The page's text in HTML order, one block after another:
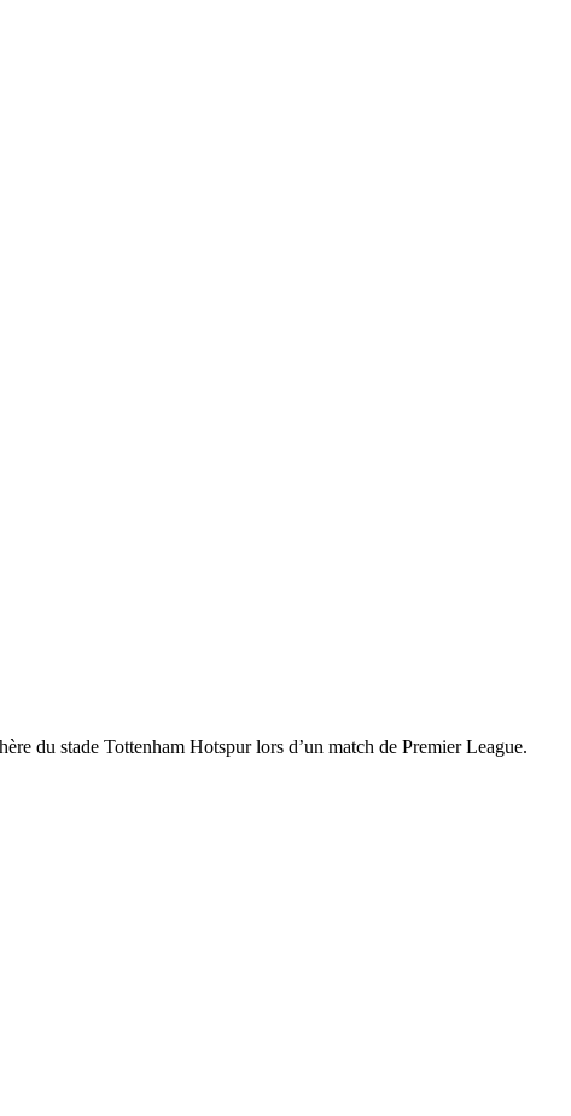
du stade Tottenham Hotspur lors d’un match de Premier League.